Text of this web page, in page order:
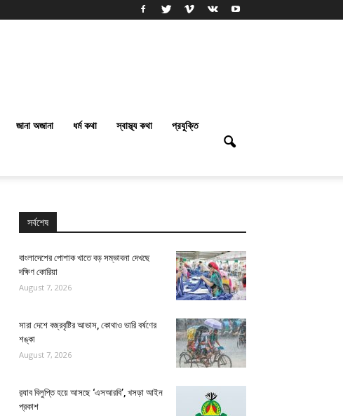
জানা অজানা ধর্ম কথা স্বাস্থ্য কথা প্রযুক্তি
সর্বশেষ
বাংলাদেশের পোশাক খাতে বড় সম্ভাবনা দেখছে
দক্ষিণ কোরিয়া
August 7, 2026
সারা দেশে বজ্রবৃষ্টির আভাস, কোথাও ভারি বর্ষণের
শঙ্কা
August 7, 2026
র‍্যাব বিলুপ্তি হয়ে আসছে ‘এসআরবি’, খসড়া আইন
প্রকাশ